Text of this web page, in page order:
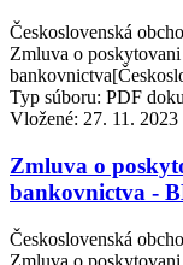
Československá
Zmluva o
Typ súboru: PDF
Vložené: 27. 11. 2023
Zmluva o
bankovnictva -
Československá
Zmluva o